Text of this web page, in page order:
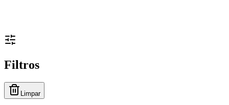
Filtros
Limpar